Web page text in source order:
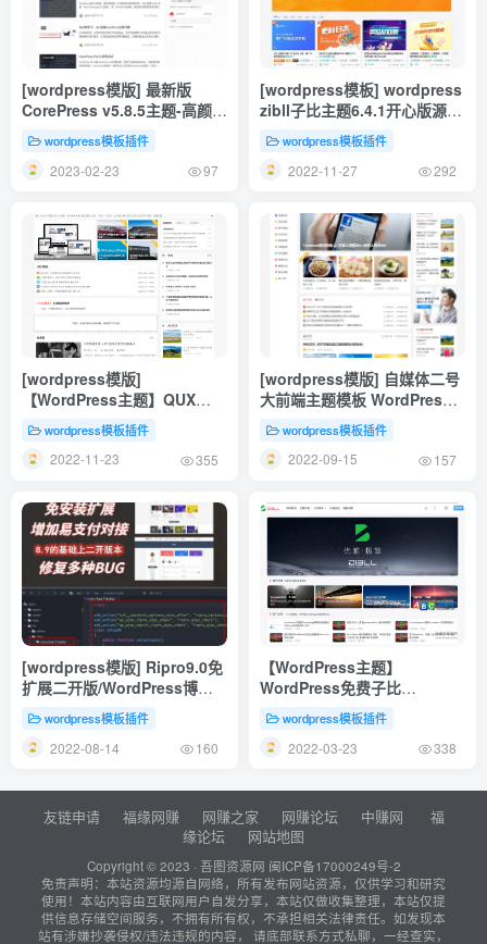
[wordpress模版] 最新版
CorePress v5.8.5主题-高颜值
WordPress博客网站模板
wordpress模板插件
2023-02-23 97
[wordpress模板] wordpress
zibll子比主题6.4.1开心版源码
下载_破解原版/直接使用/无需
教程wordpress模板插件
2022-11-27 292
[wordpress模版]
【WordPress主题】QUX
V9.1.5主题 一款非常优秀的资
源分享主题
wordpress模板插件
2022-11-23 355
[wordpress模版] 自媒体二号
大前端主题模板 WordPress
wordpress模板插件
2022-09-15 157
[wordpress模版] Ripro9.0免
扩展二开版/WordPress博客
主题Ripro全解密无后门
wordpress模板插件
2022-08-14 160
【WordPress主题】
WordPress免费子比
《ZIBLL》主题仿大前端主题
wordpress模板插件
2022-03-23 338
友链申请 福缘网赚 网赚之家 网赚论坛 中赚网
福
缘论坛
网站地图
Copyright © 2023 · 吾图资源网 闽ICP备17000249号-2
免责声明：本站资源均源自网络，所有发布网站资源，仅供学习和研究
使用！本站内容由互联网用户自发分享，本站仅做收集整理，本站仅提
供信息存储空间服务，不拥有所有权，不承担相关法律责任。如发现本
站有涉嫌抄袭侵权/违法违规的内容， 请底部联系方式私聊，一经查实，